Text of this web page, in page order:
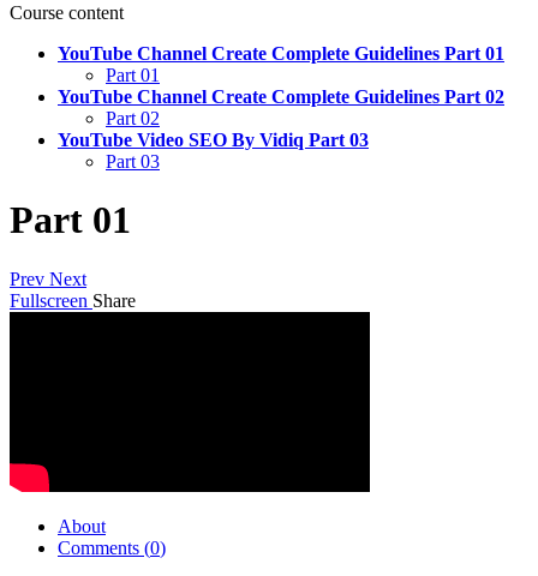
Course content
YouTube Channel Create Complete Guidelines Part 01
Part 01
YouTube Channel Create Complete Guidelines Part 02
Part 02
YouTube Video SEO By Vidiq Part 03
Part 03
Part 01
Prev Next
Fullscreen Share
About
Comments (0)